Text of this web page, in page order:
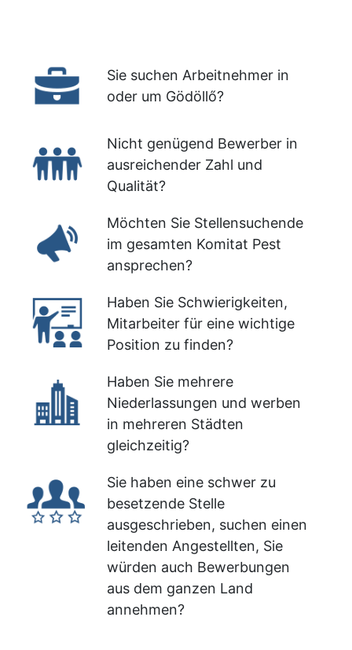
Sie suchen Arbeitnehmer in
oder um Gödöllő?
Nicht genügend Bewerber in
ausreichender Zahl und
Qualität?
Möchten Sie Stellensuchende
im gesamten Komitat Pest
ansprechen?
Haben Sie Schwierigkeiten,
Mitarbeiter für eine wichtige
Position zu finden?
Haben Sie mehrere
Niederlassungen und werben
in mehreren Städten
gleichzeitig?
Sie haben eine schwer zu
besetzende Stelle
ausgeschrieben, suchen einen
leitenden Angestellten, Sie
würden auch Bewerbungen
aus dem ganzen Land
annehmen?